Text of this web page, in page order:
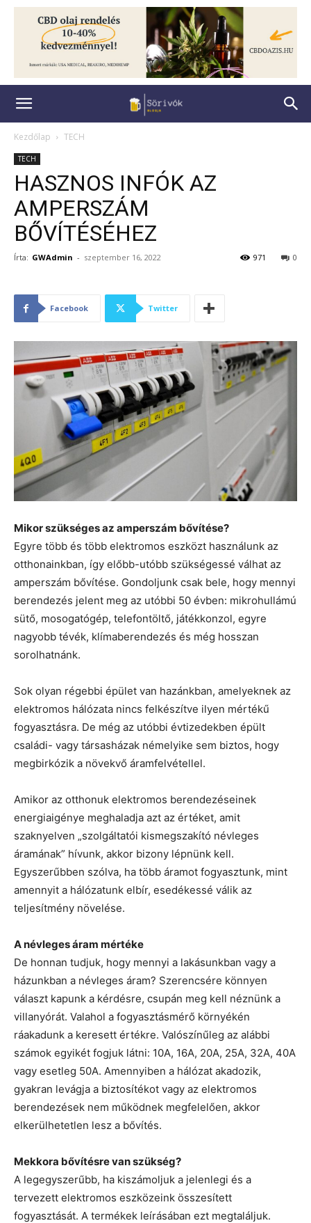
Kezdőlap TECH
TECH
HASZNOS INFÓK AZ
AMPERSZÁM
BŐVÍTÉSÉHEZ
Írta: GWAdmin - szeptember 16, 2022 0
971
Facebook Twitter
Mikor szükséges az amperszám bővítése?
Egyre több és több elektromos eszközt használunk az
otthonainkban, így előbb-utóbb szükségessé válhat az
amperszám bővítése. Gondoljunk csak bele, hogy mennyi
berendezés jelent meg az utóbbi 50 évben: mikrohullámú
sütő, mosogatógép, telefontöltő, játékkonzol, egyre
nagyobb tévék, klímaberendezés és még hosszan
sorolhatnánk.
Sok olyan régebbi épület van hazánkban, amelyeknek az
elektromos hálózata nincs felkészítve ilyen mértékű
fogyasztásra. De még az utóbbi évtizedekben épült
családi- vagy társasházak némelyike sem biztos, hogy
megbirkózik a növekvő áramfelvétellel.
Amikor az otthonuk elektromos berendezéseinek
energiaigénye meghaladja azt az értéket, amit
szaknyelven „szolgáltatói kismegszakító névleges
áramának” hívunk, akkor bizony lépnünk kell.
Egyszerűbben szólva, ha több áramot fogyasztunk, mint
amennyit a hálózatunk elbír, esedékessé válik az
teljesítmény növelése.
A névleges áram mértéke
De honnan tudjuk, hogy mennyi a lakásunkban vagy a
házunkban a névleges áram? Szerencsére könnyen
választ kapunk a kérdésre, csupán meg kell néznünk a
villanyórát. Valahol a fogyasztásmérő környékén
ráakadunk a keresett értékre. Valószínűleg az alábbi
számok egyikét fogjuk látni: 10A, 16A, 20A, 25A, 32A, 40A
vagy esetleg 50A. Amennyiben a hálózat akadozik,
gyakran levágja a biztosítékot vagy az elektromos
berendezések nem működnek megfelelően, akkor
elkerülhetetlen lesz a bővítés.
Mekkora bővítésre van szükség?
A legegyszerűbb, ha kiszámoljuk a jelenlegi és a
tervezett elektromos eszközeink összesített
fogyasztását. A termékek leírásában ezt megtaláljuk.